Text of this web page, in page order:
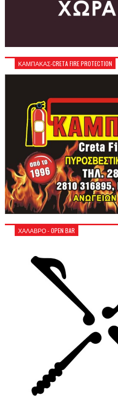
ΚΑΜΠΑΚΑΣ-CRETA FIRE PROTECTION
ΧΑΛΑΒΡΟ - OPEN BAR